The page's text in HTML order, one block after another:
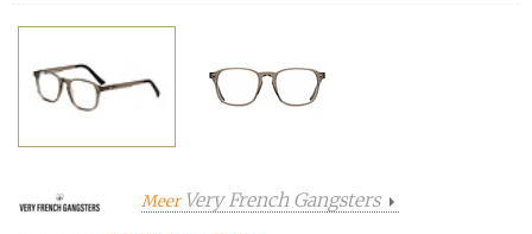
Meer Very French Gangsters